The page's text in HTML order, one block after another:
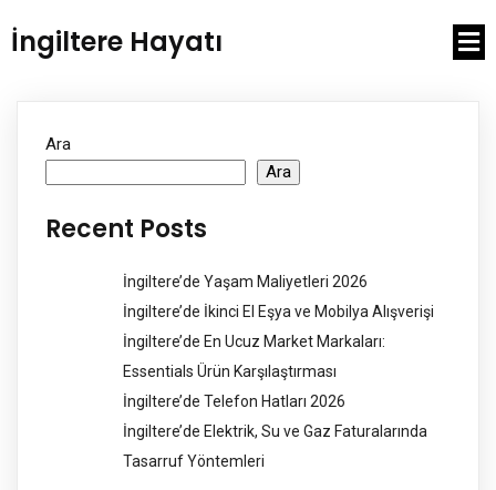
İngiltere Hayatı
Ara
Ara
Recent Posts
İngiltere’de Yaşam Maliyetleri 2026
İngiltere’de İkinci El Eşya ve Mobilya Alışverişi
İngiltere’de En Ucuz Market Markaları:
Essentials Ürün Karşılaştırması
İngiltere’de Telefon Hatları 2026
İngiltere’de Elektrik, Su ve Gaz Faturalarında
Tasarruf Yöntemleri